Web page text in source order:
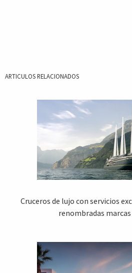
ARTICULOS RELACIONADOS
Cruceros de lujo con servicios
renombradas